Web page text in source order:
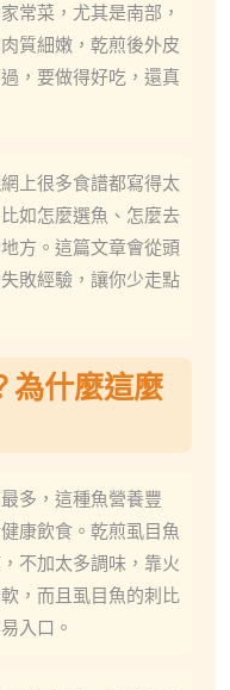
常菜，尤其是南部，
質細嫩，乾煎後外皮
，要做得好吃，還真
上很多食譜都寫得太
如怎麼選魚、怎麼去
方。這篇文章會從頭
敗經驗，讓你少走點
為什麼這麼
多，這種魚營養豐
康飲食。乾煎虱目魚
不加太多調味，靠火
，而且虱目魚的刺比
入口。